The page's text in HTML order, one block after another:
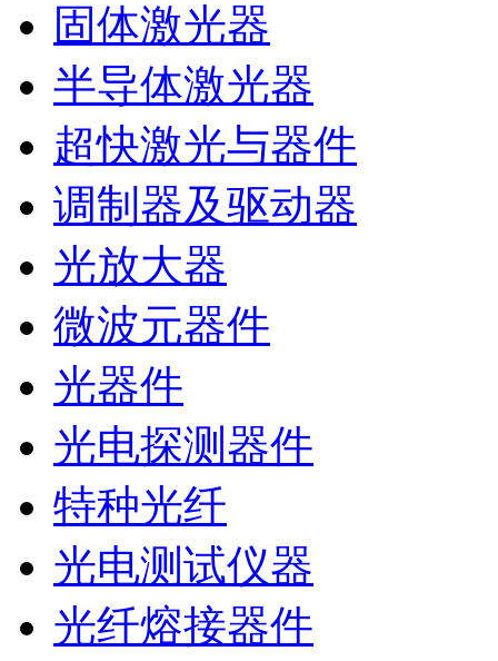
固体激光器
半导体激光器
超快激光与器件
调制器及驱动器
光放大器
微波元器件
光器件
光电探测器件
特种光纤
光电测试仪器
光纤熔接器件